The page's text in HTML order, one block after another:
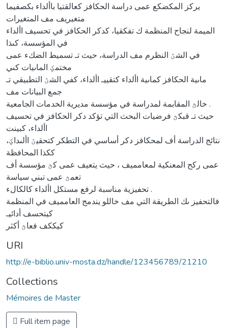
يركز المكضكع عمى دراسة الحكافز كعالقتيا باألداء بكصفيما
متغيريف مف المتغيرات
الميمة لنجاح المنظمة ك تفكقيا، كدكر الحكافز في تحسيف األداء
في المؤسسة، كىذا
في الشؽ النظرم مف الدراسة، حيث تـ تسميط الضكء عمى
مختمؼ الماىيات كىي
ماىية الحكافز كماىية األداء كتقييـ األداء، كفي الشؽ التطبيقي تـ
جمع البيانات مف
خالؿ المقابمة لمدراسة في مؤسسة مديرية الخدمات الجامعية .
حيث تـ قبكؿ فرضيات البحث التي تؤكد دكر الحكافز في تحسيف
األداء، كبينت
نتائج الدراسة أف لمحكافز دكر أساسي في التطكر كتحقيؽ األىداؼ،
ككذا المحافظة
عمى ركح المعنكية لمعامميف ، حيث يتعيف عمى كؿ مؤسسة أف
تعمؿ عمى تبني سياسة
تحفيزية مناسبة لرفع مستكل األداء كالكالء .
فالتحفيز ىك الطريقة التي مف خاللو يندمج العامميف في المنظمة
كيتحسف أدائيـ
كيككف فعاؿ أكثر
URI
http://e-biblio.univ-mosta.dz/handle/123456789/21210
Collections
Mémoires de Master
Full item page